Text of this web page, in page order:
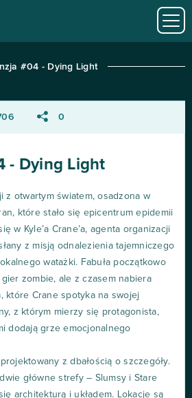
#04 - Dying Light
0
- Dying Light
z otwartym światem, osadzona w
które stało się epicentrum epidemii
w Kyle’a Crane’a, agenta organizacji
z misją odnalezienia tajemniczego
watażki. Fabuła początkowo
zombie, ale z czasem nabiera
które Crane spotyka na swojej
z którym mierzy się protagonista,
dodają grze emocjonalnego
z dbałością o szczegóły.
główne strefy – Slumsy i Stare
architekturą i układem. Lokacje są